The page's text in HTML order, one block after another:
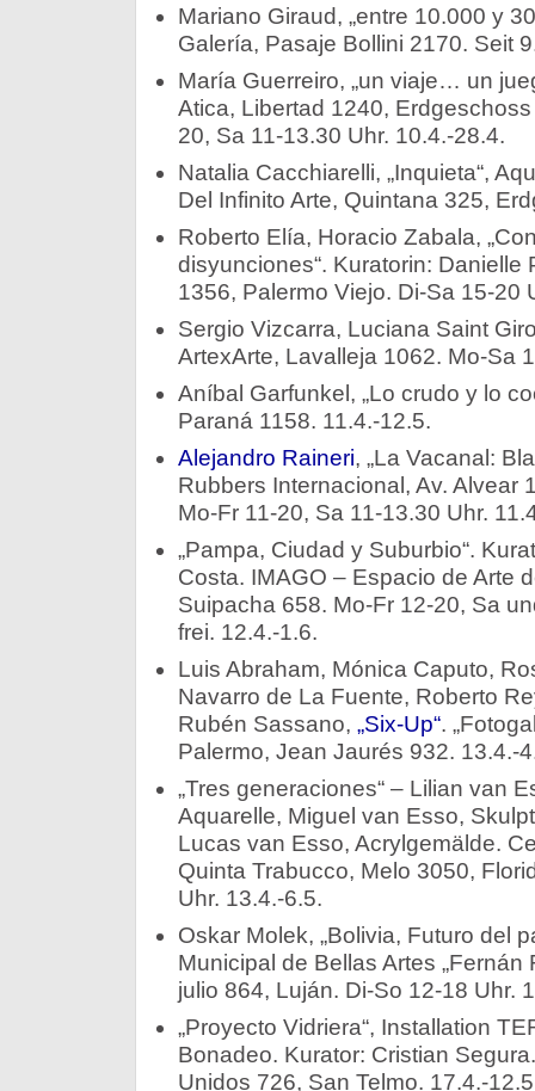
Mariano Giraud, „entre 10.000 y
Galería, Pasaje Bollini 2170. Seit
María Guerreiro, „un viaje… un
Atica, Libertad 1240, Erdgeschoss
20, Sa 11-13.30 Uhr. 10.4.-28.4.
Natalia Cacchiarelli, „Inquieta“,
Del Infinito Arte, Quintana 325,
Roberto Elía, Horacio Zabala,
disyunciones“. Kuratorin: Danielle
1356, Palermo Viejo. Di-Sa 15-20
Sergio Vizcarra, Luciana Saint
ArtexArte, Lavalleja 1062. Mo-Sa
Aníbal Garfunkel, „Lo crudo y lo
Paraná 1158. 11.4.-12.5.
Alejandro Raineri, „La Vacanal:
Rubbers Internacional, Av. Alvear
Mo-Fr 11-20, Sa 11-13.30 Uhr.
„Pampa, Ciudad y Suburbio“.
Costa. IMAGO – Espacio de Arte
Suipacha 658. Mo-Fr 12-20, Sa
frei. 12.4.-1.6.
Luis Abraham, Mónica Caputo,
Navarro de La Fuente, Roberto
Rubén Sassano, „Six-Up“.
Palermo, Jean Jaurés 932. 13.4.-
„Tres generaciones“ – Lilian van
Aquarelle, Miguel van Esso,
Lucas van Esso, Acrylgemälde.
Quinta Trabucco, Melo 3050,
Uhr. 13.4.-6.5.
Oskar Molek, „Bolivia, Futuro del
Municipal de Bellas Artes „Fernán
julio 864, Luján. Di-So 12-18 Uhr.
„Proyecto Vidriera“, Installation
Bonadeo. Kurator: Cristian
Unidos 726, San Telmo. 17.4.-